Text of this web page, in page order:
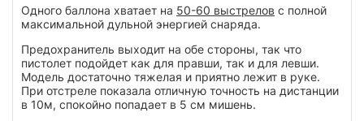
Одного баллона хватает на 50-60 выстрелов с полной
максимальной дульной энергией снаряда.
Предохранитель выходит на обе стороны, так что
пистолет подойдет как для правши, так и для левши.
Модель достаточно тяжелая и приятно лежит в руке.
При отстреле показала отличную точность на дистанции
в 10м, спокойно попадает в 5 см мишень.